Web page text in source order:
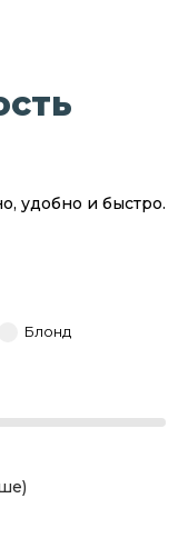
удобно и быстро.
Блонд